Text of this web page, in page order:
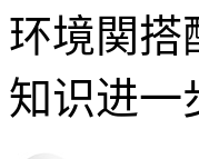
环境関搭
知识进一